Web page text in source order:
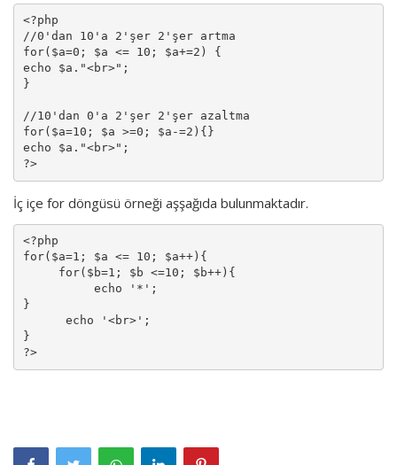
<?php
//0'dan 10'a 2'şer 2'şer artma
for($a=0; $a <= 10; $a+=2) {
echo $a."<br>";
}
//10'dan 0'a 2'şer 2'şer azaltma
for($a=10; $a >=0; $a-=2){}
echo $a."<br>";
?>
İç içe for döngüsü örneği aşşağıda bulunmaktadır.
<?php
for($a=1; $a <= 10; $a++){
}
}
?>